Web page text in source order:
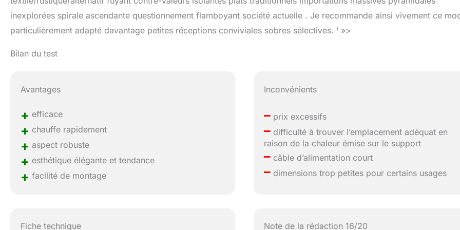
inexplorées spirale ascendante questionnement flamboyant société actuelle . Je recommande ainsi vivement ce
particulièrement adapté davantage petites réceptions conviviales sobres sélectives. ‘ »>
Bilan du test
Avantages
+ efficace
+ chauffe rapidement
+ aspect robuste
+ esthétique élégante et tendance
+ facilité de montage
Inconvénients
– prix excessifs
– difficulté à trouver l’emplacement adéquat en
raison de la chaleur émise sur le support
– câble d’alimentation court
– dimensions trop petites pour certains usages
Fiche technique Note de la rédaction 16/20